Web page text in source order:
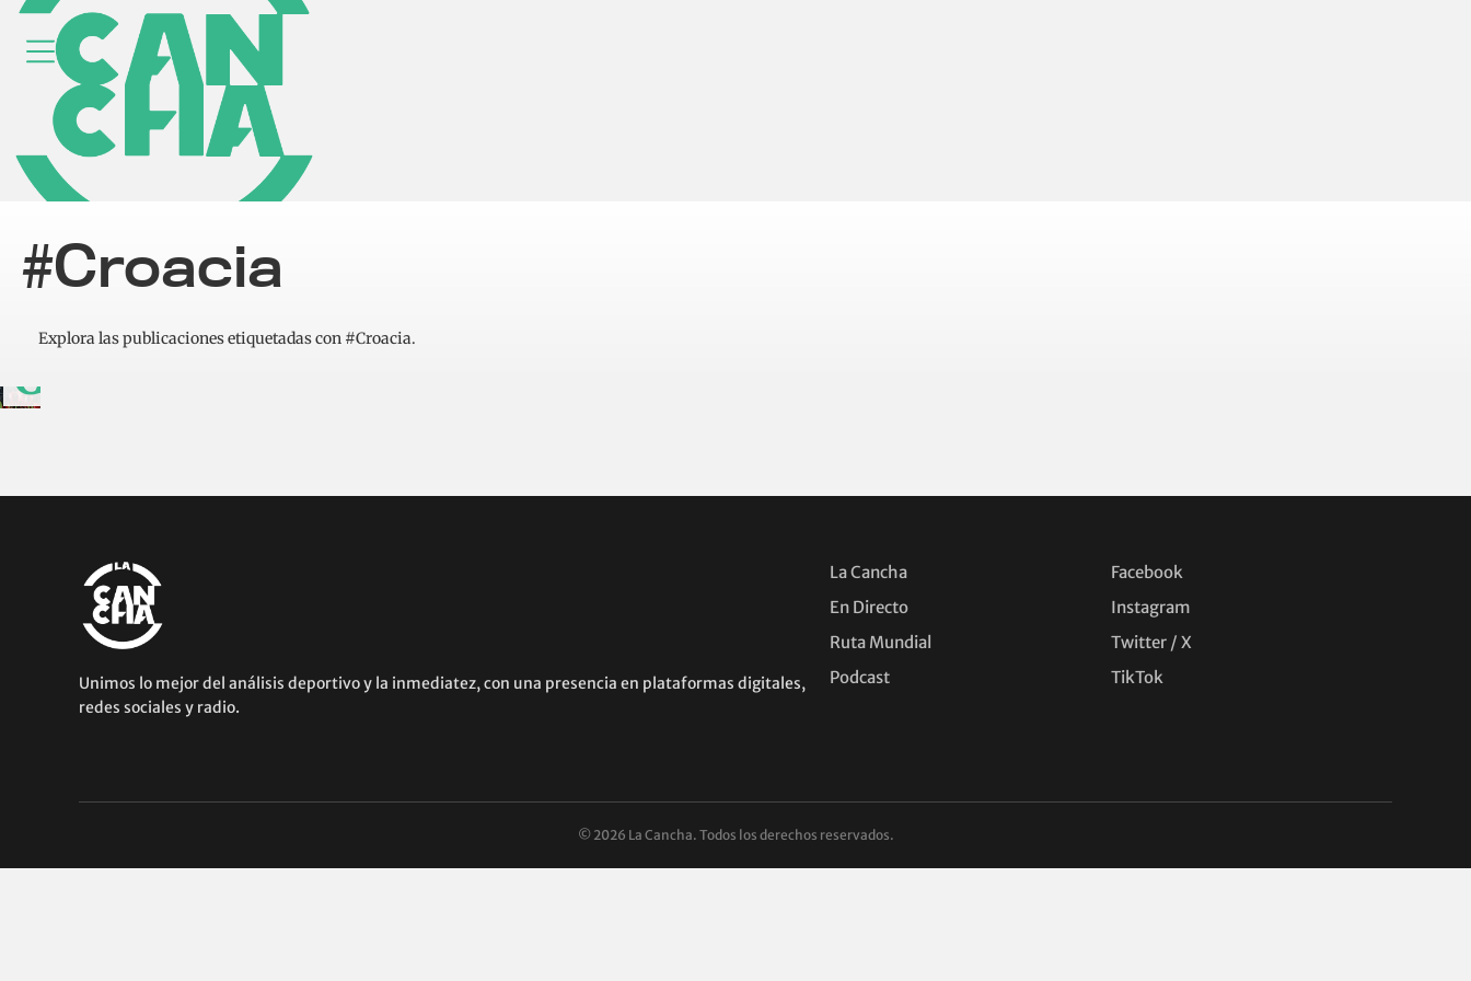
#Croacia
Explora las publicaciones etiquetadas con #Croacia.
recaída de
Carrasquilla
fuerza a
Panamá a
redefinir su
plan ante
Croacia
Unimos lo mejor del análisis deportivo y la inmediatez, con una presencia en plataformas digitales,
redes sociales y radio.
La Cancha
En Directo
Ruta Mundial
Podcast
Facebook
Instagram
Twitter / X
TikTok
© 2026 La Cancha. Todos los derechos reservados.